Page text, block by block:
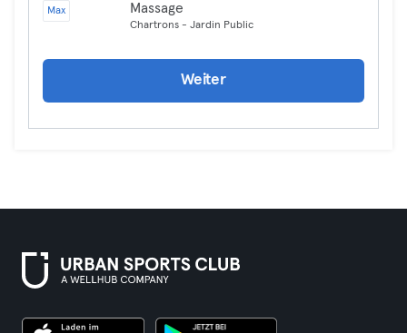
Max Massage
Chartrons - Jardin Public
Weiter